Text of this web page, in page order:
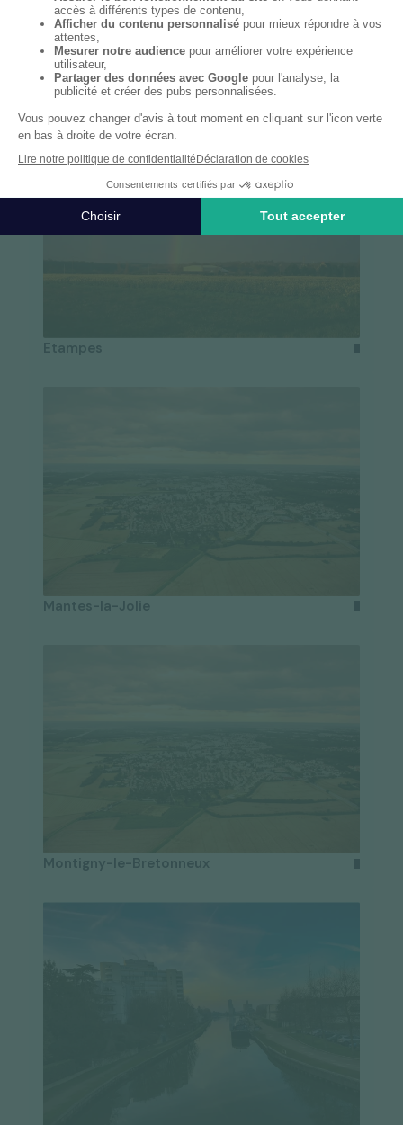
Trouvez dès aujourd'hui votreinterlocuteur
préféré RYDGE Conseilprès de chez vous et
bénéficiez d'unaccompagnement local et sur
mesure.
Etampes
Mantes-la-Jolie
Montigny-le-Bretonneux